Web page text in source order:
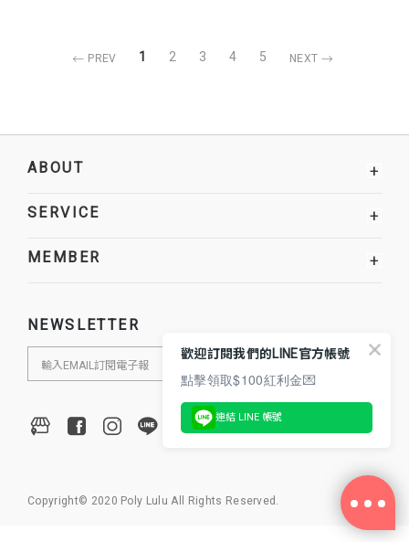
PREV 1 2 3 4 5 NEXT
ABOUT +
SERVICE +
MEMBER +
NEWSLETTER
Copyright© 2020 Poly Lulu All Rights Reserved.
歡迎訂閱我們的LINE官方帳號
點擊領取$100紅利金💌
連結 LINE 帳號